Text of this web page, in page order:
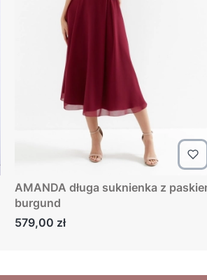
AMANDA długa suknienka z paskiem
burgund
Cena
579,00 zł